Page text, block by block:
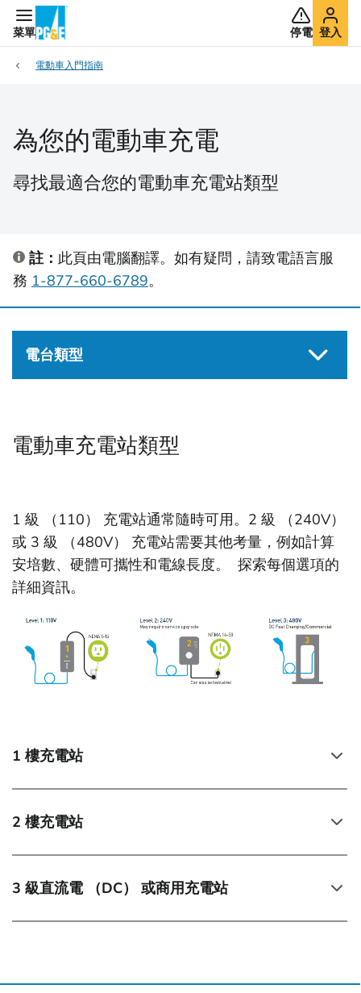
菜單 停電 登入
電動車入門指南
為您的電動車充電
尋找最適合您的電動車充電站類型
註： 此頁由電腦翻譯。如有疑問，請致電語言服
務 1-877-660-6789。
電台類型
電動車充電站類型
1 級 （110） 充電站通常隨時可用。2 級 （240V）
或 3 級 （480V） 充電站需要其他考量，例如計算
安培數、硬體可攜性和電線長度。 探索每個選項的
詳細資訊。
1 樓充電站
2 樓充電站
3 級直流電 （DC） 或商用充電站